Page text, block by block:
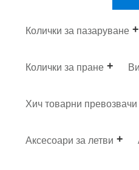
Колички за пазаруване
Колички за пране
Хич товарни превозвачи
Аксесоари за летви